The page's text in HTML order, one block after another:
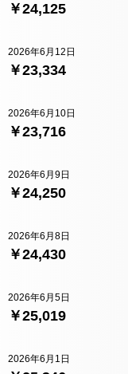
￥24,125
￥23,334
2026年6月12日
￥23,716
2026年6月10日
￥24,250
2026年6月9日
￥24,430
2026年6月8日
￥25,019
2026年6月5日
2026年6月1日